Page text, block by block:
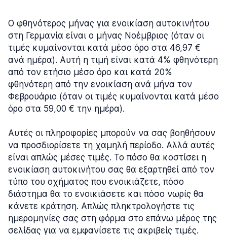
Ο φθηνότερος μήνας για ενοικίαση αυτοκινήτου
στη Γερμανία είναι ο μήνας Νοέμβριος (όταν οι
τιμές κυμαίνονται κατά μέσο όρο στα 46,97 €
ανά ημέρα). Αυτή η τιμή είναι κατά 4% φθηνότερη
από τον ετήσιο μέσο όρο και κατά 20%
φθηνότερη από την ενοικίαση ανά μήνα τον
Φεβρουάριο (όταν οι τιμές κυμαίνονται κατά μέσο
όρο στα 59,00 € την ημέρα).
Αυτές οι πληροφορίες μπορούν να σας βοηθήσουν
να προσδιορίσετε τη χαμηλή περίοδο. Αλλά αυτές
είναι απλώς μέσες τιμές. Το πόσο θα κοστίσει η
ενοικίαση αυτοκινήτου σας θα εξαρτηθεί από τον
τύπο του οχήματος που ενοικιάζετε, πόσο
διάστημα θα το ενοικιάσετε και πόσο νωρίς θα
κάνετε κράτηση. Απλώς πληκτρολογήστε τις
ημερομηνίες σας στη φόρμα στο επάνω μέρος της
σελίδας για να εμφανίσετε τις ακριβείς τιμές.